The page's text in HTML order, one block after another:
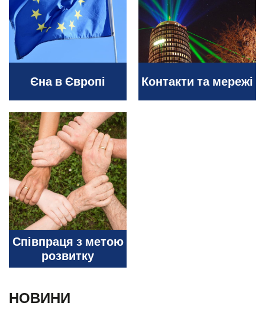
Єна в Європі Контакти та мережі
Співпраця з метою
розвитку
НОВИНИ